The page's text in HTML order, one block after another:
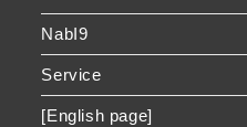
NabI9
Service
[English page]